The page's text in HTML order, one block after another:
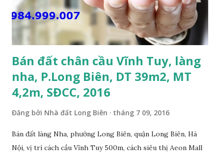
án khu biệt thự dự án Minh Tâm Tư Đình • Cách chân cầu
Vĩnh Tuy và siêu thị Aeon Mall Long Biên khoảng 500m; •
Khu vực đông đúc dân cư, thuận tiện đi lại và sinh hoạt; ...
Bán đất chân cầu Vĩnh Tuy, làng
nha, P.Long Biên, DT 39m2, MT
4,2m, SĐCC, 2016
Đăng bởi Nhà đất Long Biên tháng 7 09, 2016
Bán đất làng Nha, phường Long Biên, quận Long Biên, Hà
Nội, vị trí cách cầu Vĩnh Tuy 500m, cách siêu thị Aeon Mall